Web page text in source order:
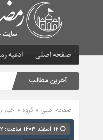
صفحه اصلی ادعیه
آخرین مطالب
صفحه اصلی » گروه »